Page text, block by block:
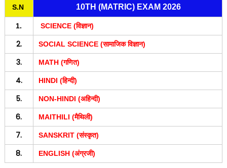
S.N 10TH (MATRIC) EXAM 2026
1. SCIENCE (विज्ञान)
2. SOCIAL SCIENCE (सामाजिक विज्ञान)
3. MATH (गणित)
4. HINDI (हिन्दी)
5. NON-HINDI (अहिन्दी)
6. MAITHILI (मैथिली)
7. SANSKRIT (संस्कृत)
8. ENGLISH (अंग्रजी)